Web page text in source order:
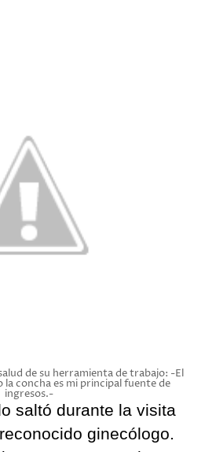
de su herramienta de trabajo: -El
concha es mi principal fuente de
ingresos.-
saltó durante la visita
ginecólogo.